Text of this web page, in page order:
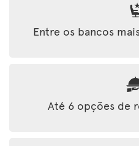
Entre os bancos
Até 6 opções de